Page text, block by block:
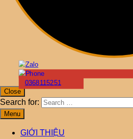
0368115251
Close
Search for:
Menu
GIỚI THIỆU